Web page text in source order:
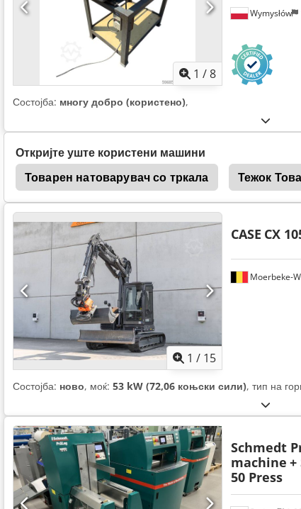
1 /8
Wymysłów
Состојба: многу добро (користено),
Откријте уште користени машини
Товарен натоварувач со тркала
Тежок
1 / 15
Moerbeke-
CASE CX
Состојба: ново, моќ: 53 kW (72,06 коњски сили), тип на
Schmedt
machine +
50 Press